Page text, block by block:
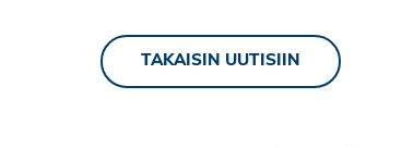
TAKAISIN UUTISIIN